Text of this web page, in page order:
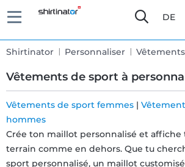
DE
Shirtinator Personnaliser Vêtements
Vêtements de sport à
Livraison
rapide
Vêtements de sport femmes |
hommes
Crée ton maillot personnalisé et affiche
terrain comme en dehors. Que tu
sport personnalisé, un maillot